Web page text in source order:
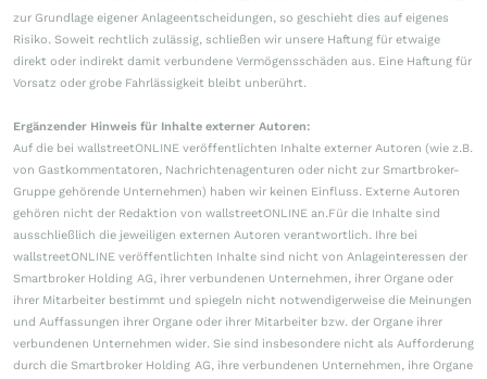
zur Grundlage eigener Anlageentscheidungen, so geschieht dies auf eigenes
Risiko. Soweit rechtlich zulässig, schließen wir unsere Haftung für etwaige
direkt oder indirekt damit verbundene Vermögensschäden aus. Eine Haftung für
Vorsatz oder grobe Fahrlässigkeit bleibt unberührt.
Ergänzender Hinweis für Inhalte externer Autoren:
Auf die bei wallstreetONLINE veröffentlichten Inhalte externer Autoren (wie z.B.
von Gastkommentatoren, Nachrichtenagenturen oder nicht zur Smartbroker-
Gruppe gehörende Unternehmen) haben wir keinen Einfluss. Externe Autoren
gehören nicht der Redaktion von wallstreetONLINE an.Für die Inhalte sind
ausschließlich die jeweiligen externen Autoren verantwortlich. Ihre bei
wallstreetONLINE veröffentlichten Inhalte sind nicht von Anlageinteressen der
Smartbroker Holding AG, ihrer verbundenen Unternehmen, ihrer Organe oder
ihrer Mitarbeiter bestimmt und spiegeln nicht notwendigerweise die Meinungen
und Auffassungen ihrer Organe oder ihrer Mitarbeiter bzw. der Organe ihrer
verbundenen Unternehmen wider. Sie sind insbesondere nicht als Aufforderung
durch die Smartbroker Holding AG, ihre verbundenen Unternehmen, ihre Organe